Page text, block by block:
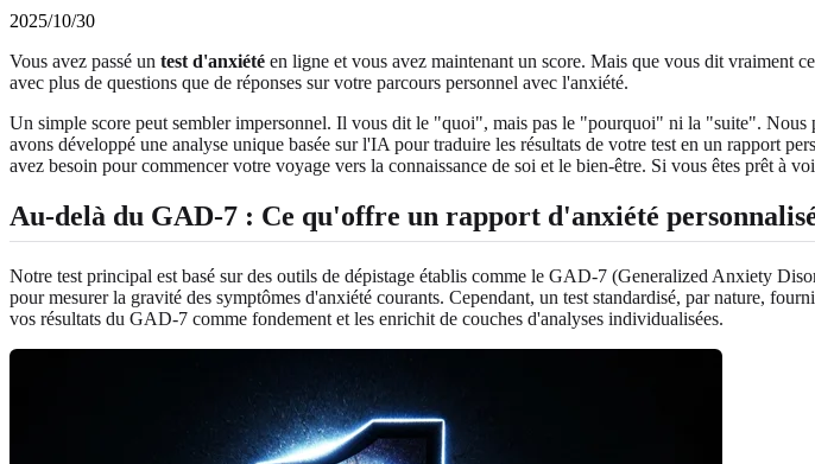
2025/10/30
Vous avez passé un test d'anxiété en ligne et vous avez maintenant un score. Mais que vous dit vraiment
avec plus de questions que de réponses sur votre parcours personnel avec l'anxiété.
Un simple score peut sembler impersonnel. Il vous dit le "quoi", mais pas le "pourquoi" ni la "suite".
avons développé une analyse unique basée sur l'IA pour traduire les résultats de votre test en un rapport
avez besoin pour commencer votre voyage vers la connaissance de soi et le bien-être. Si vous êtes prêt à
Au-delà du GAD-7 : Ce qu'offre un rapport d'anxiété
Notre test principal est basé sur des outils de dépistage établis comme le GAD-7 (Generalized Anxiety
pour mesurer la gravité des symptômes d'anxiété courants. Cependant, un test standardisé, par nature,
vos résultats du GAD-7 comme fondement et les enrichit de couches d'analyses individualisées.